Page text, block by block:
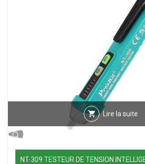
Lire la suite
NT-309 TESTEUR DE TENSION